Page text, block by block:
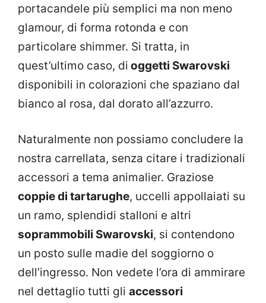
portacandele più semplici ma non meno
glamour, di forma rotonda e con
particolare shimmer. Si tratta, in
quest’ultimo caso, di oggetti Swarovski
disponibili in colorazioni che spaziano dal
bianco al rosa, dal dorato all’azzurro.
Naturalmente non possiamo concludere la
nostra carrellata, senza citare i tradizionali
accessori a tema animalier. Graziose
coppie di tartarughe, uccelli appollaiati su
un ramo, splendidi stalloni e altri
soprammobili Swarovski, si contendono
un posto sulle madie del soggiorno o
dell’ingresso. Non vedete l’ora di ammirare
nel dettaglio tutti gli accessori